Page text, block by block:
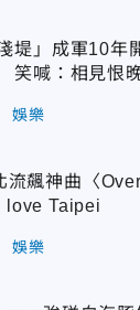
堤」成軍10年
笑喊：相見恨
娛樂
流飆神曲〈
love Taipei
娛樂